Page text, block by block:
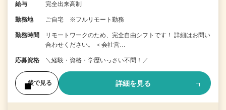
給与 完全出来高制
勤務地 ご自宅 ※フルリモート勤務
勤務時間
リモートワークのため、完全自由シフトです！ 詳細はお問い
合わせください。 ＜会社営…
応募資格 ＼経験・資格・学歴いっさい不問！／
後で見る 詳細を見る